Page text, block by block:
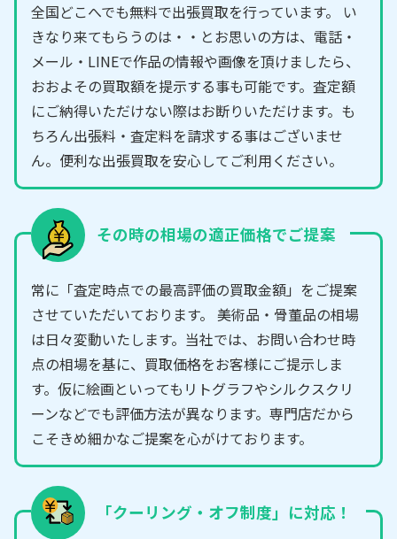
全国どこへでも無料で出張買取を行っています。 い
きなり来てもらうのは・・とお思いの方は、電話・
メール・LINEで作品の情報や画像を頂けましたら、
おおよその買取額を提示する事も可能です。査定額
にご納得いただけない際はお断りいただけます。も
ちろん出張料・査定料を請求する事はございませ
ん。便利な出張買取を安心してご利用ください。
その時の相場の適正価格でご提案
常に「査定時点での最高評価の買取金額」をご提案
させていただいております。 美術品・骨董品の相場
は日々変動いたします。当社では、お問い合わせ時
点の相場を基に、買取価格をお客様にご提示しま
す。仮に絵画といってもリトグラフやシルクスクリ
ーンなどでも評価方法が異なります。専門店だから
こそきめ細かなご提案を心がけております。
「クーリング・オフ制度」に対応！